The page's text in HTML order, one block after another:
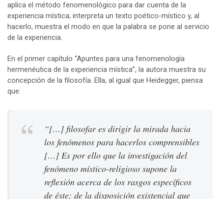
aplica el método fenomenológico para dar cuenta de la
experiencia mística; interpreta un texto poético-místico y, al
hacerlo, muestra el modo en que la palabra se pone al servicio
de la experiencia.
En el primer capítulo “Apuntes para una fenomenología
hermenéutica de la experiencia mística”, la autora muestra su
concepción de la filosofía. Ella, al igual que Heidegger, piensa
que:
“[…] filosofar es dirigir la mirada hacia
los fenómenos para hacerlos comprensibles
[…] Es por ello que la investigación del
fenómeno místico-religioso supone la
reflexión acerca de los rasgos específicos
de éste; de la disposición existencial que